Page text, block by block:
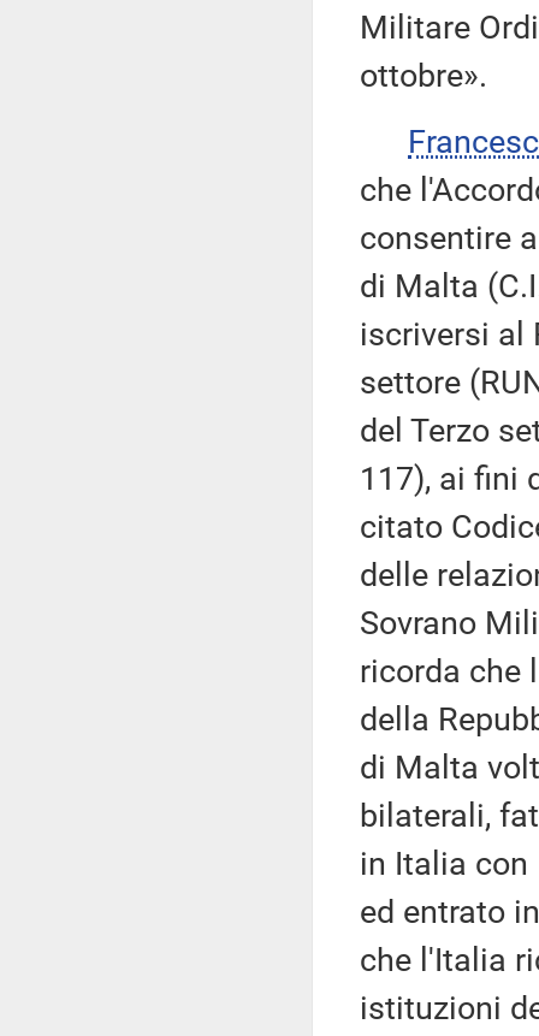
Militare
ottobre».
che
consentire
di Malta
iscriversi al
settore
del Terzo
117), ai fini
citato
delle
Sovrano
ricorda che
della
di Malta
bilaterali,
in Italia con
ed entrato
che l'Italia
istituzioni